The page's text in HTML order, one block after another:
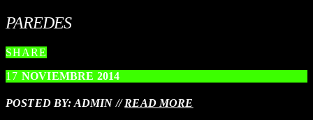
PAREDES
SHARE
17 NOVIEMBRE 2014
POSTED BY: ADMIN //READ MORE